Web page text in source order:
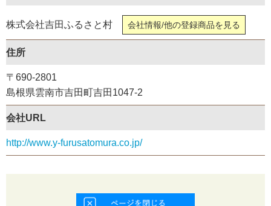
株式会社吉田ふるさと村 会社情報/他の登録商品を見る
住所
〒690-2801
島根県雲南市吉田町吉田1047-2
会社URL
http://www.y-furusatomura.co.jp/